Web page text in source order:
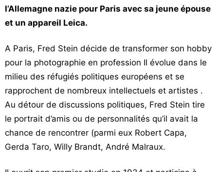
l’Allemagne nazie pour Paris avec sa jeune épouse
et un appareil Leica.
A Paris, Fred Stein décide de transformer son hobby
pour la photographie en profession Il évolue dans le
milieu des réfugiés politiques européens et se
rapprochent de nombreux intellectuels et artistes .
Au détour de discussions politiques, Fred Stein tire
le portrait d’amis ou de personnalités qu’il avait la
chance de rencontrer (parmi eux Robert Capa,
Gerda Taro, Willy Brandt, André Malraux.